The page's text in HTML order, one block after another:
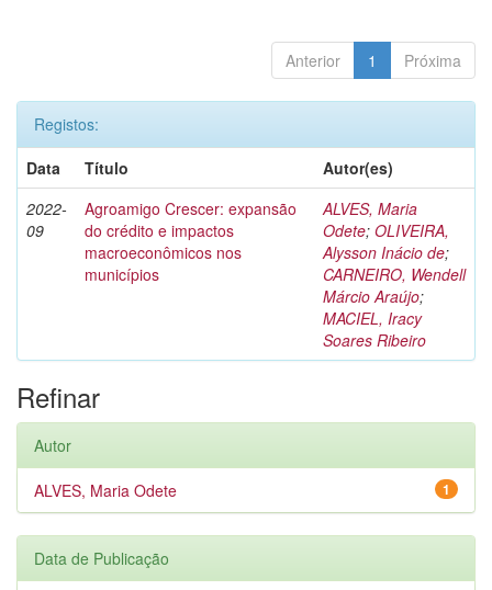
Anterior 1 Próxima
Registos:
Data
Título
Autor(es)
2022-
09
Agroamigo Crescer: expansão
do crédito e impactos
macroeconômicos nos
municípios
ALVES, Maria
Odete; OLIVEIRA,
Alysson Inácio de;
CARNEIRO, Wendell
Márcio Araújo;
MACIEL, Iracy
Soares Ribeiro
Refinar
Autor
1
ALVES, Maria Odete
Data de Publicação